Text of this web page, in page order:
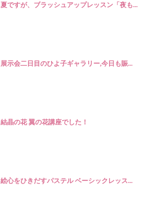
夏ですが、ブラッシュアップレッスン「夜も...
展示会二日目のひよ子ギャラリー,今日も賑...
結晶の花 翼の花講座でした！
絵心をひきだすパステル ベーシックレッス...